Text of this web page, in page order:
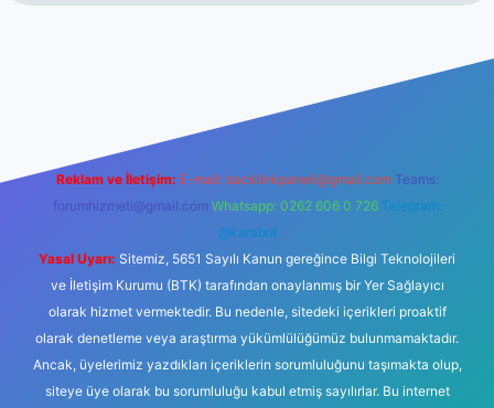
Reklam ve İletişim: E-mail: backlinkpaneli@gmail.com Teams:
forumhizmeti@gmail.com Whatsapp: 0262 606 0 726 Telegram:
@karabul
Yasal Uyarı: Sitemiz, 5651 Sayılı Kanun gereğince Bilgi Teknolojileri
ve İletişim Kurumu (BTK) tarafından onaylanmış bir Yer Sağlayıcı
olarak hizmet vermektedir. Bu nedenle, sitedeki içerikleri proaktif
olarak denetleme veya araştırma yükümlülüğümüz bulunmamaktadır.
Ancak, üyelerimiz yazdıkları içeriklerin sorumluluğunu taşımakta olup,
siteye üye olarak bu sorumluluğu kabul etmiş sayılırlar. Bu internet